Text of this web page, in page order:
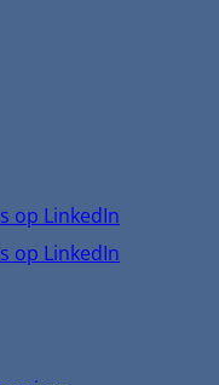
op LinkedIn
op LinkedIn